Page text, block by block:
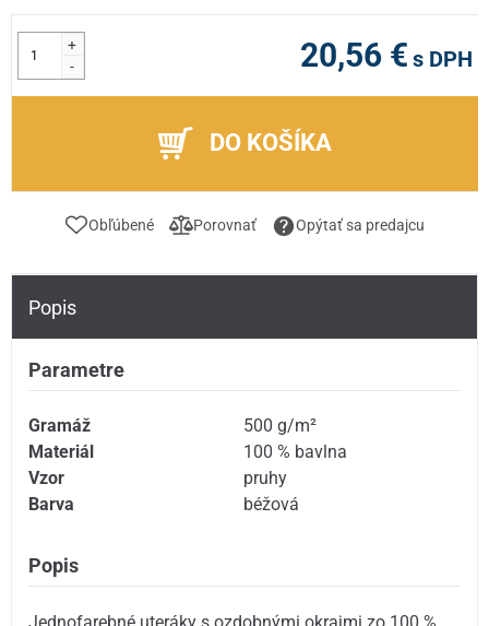
+
-
20,56 € s DPH
DO KOŠÍKA
Obľúbené Porovnať Opýtať sa predajcu
Popis
Parametre
Gramáž
500 g/m²
Materiál
100 % bavlna
Vzor
pruhy
Barva
béžová
Popis